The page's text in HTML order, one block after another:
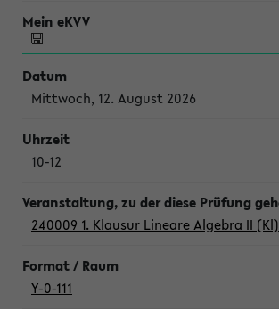
Mittwoch, 12. August 2026
10-12
240009 1. Klausur Lineare Algebra II (Kl)
Y-0-111